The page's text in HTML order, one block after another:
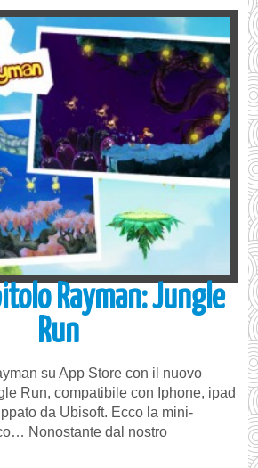
Rayman: Jungle
Run
su App Store con il nuovo
Run, compatibile con Iphone, ipad
da Ubisoft. Ecco la mini-
Nonostante dal nostro